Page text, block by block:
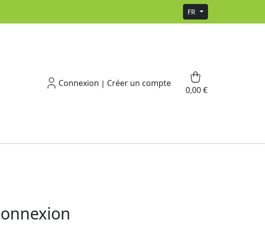
FR
Connexion | Créer un compte
0,00 €